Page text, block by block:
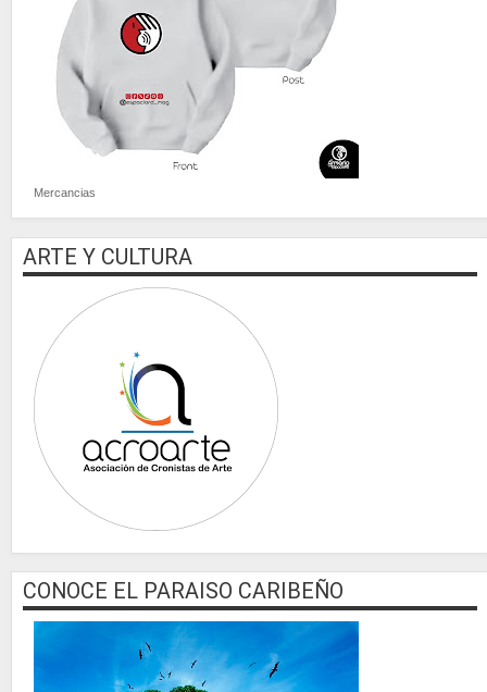
Mercancias
ARTE Y CULTURA
CONOCE EL PARAISO CARIBEÑO